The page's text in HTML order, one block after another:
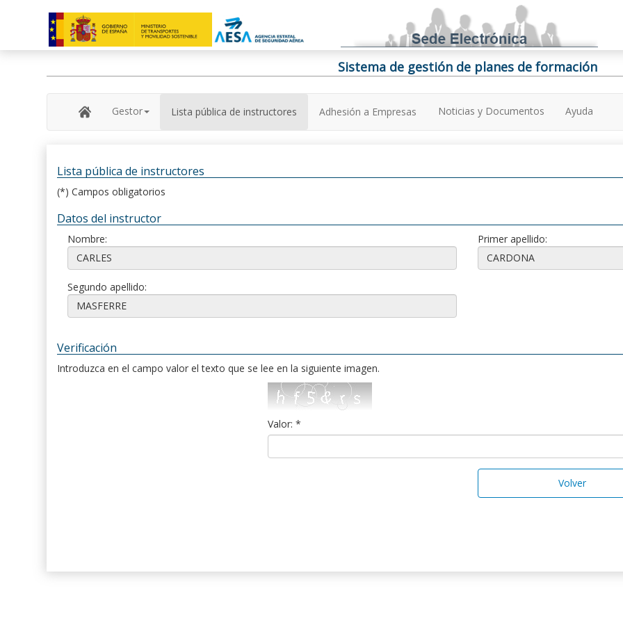
Sistema de gestión de planes de formación
Gestor Lista pública de instructores Adhesión a Empresas Noticias y Documentos Ayuda
Lista pública de instructores
(*) Campos obligatorios
Datos del instructor
Nombre: Primer apellido:
Segundo apellido:
Verificación
Introduzca en el campo valor el texto que se lee en la siguiente imagen.
Valor: *
Volver